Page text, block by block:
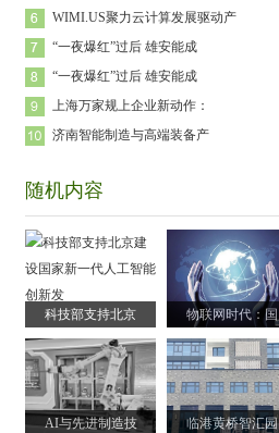
WIMI.US聚力云计算发展驱动产
“一夜爆红”过后 雄安能成
“一夜爆红”过后 雄安能成
上海万家规上企业新动作：
济南智能制造与高端装备产
随机内容
科技部支持北京 物联网时代：国
AI与先进制造技 临港黄桥智汇园